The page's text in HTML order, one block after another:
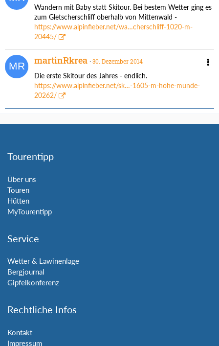
Wandern mit Baby statt Skitour. Bei bestem Wetter ging es
zum Gletscherschliff oberhalb von Mittenwald -
https://www.alpinfieber.net/wa…cherschliff-1020-m-
20445/
martinRkrea 30. Dezember 2014
Die erste Skitour des Jahres - endlich.
https://www.alpinfieber.net/sk…-1605-m-hohe-munde-
20262/
Tourentipp
Über uns
Touren
Hütten
MyTourentipp
Service
Wetter & Lawinenlage
Bergjournal
Gipfelkonferenz
Rechtliche Infos
Kontakt
Impressum